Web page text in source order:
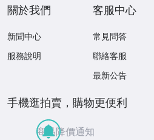
關於我們
新聞中心
服務說明
客服中心
常見問答
聯絡客服
最新公告
手機逛拍賣，購物更便利
商品降價通知